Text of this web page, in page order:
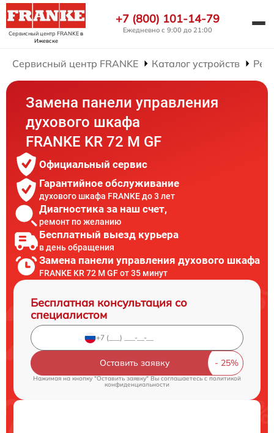
Сервисный центр FRANKEв
Ижевске
+7 (800) 101-14-79
Ежедневно с 9:00 до 21:00
Сервисный центр FRANKE Каталог устройств
Замена панели управления
духового шкафа
FRANKE KR 72 M GF
Официальный сервис
Гарантийное обслуживание
духового шкафа FRANKE до 3 лет
Диагностика за наш счет,
ремонт по желанию
Бесплатный выезд курьера
в день обращения
Замена панели управления духового шкафа
FRANKE KR 72 M GF от 35 минут
Бесплатная консультация со
специалистом
Оставить заявку
Нажимая на кнопку "Оставить заявку" Вы соглашаетесь cполитикой
конфиденциальности